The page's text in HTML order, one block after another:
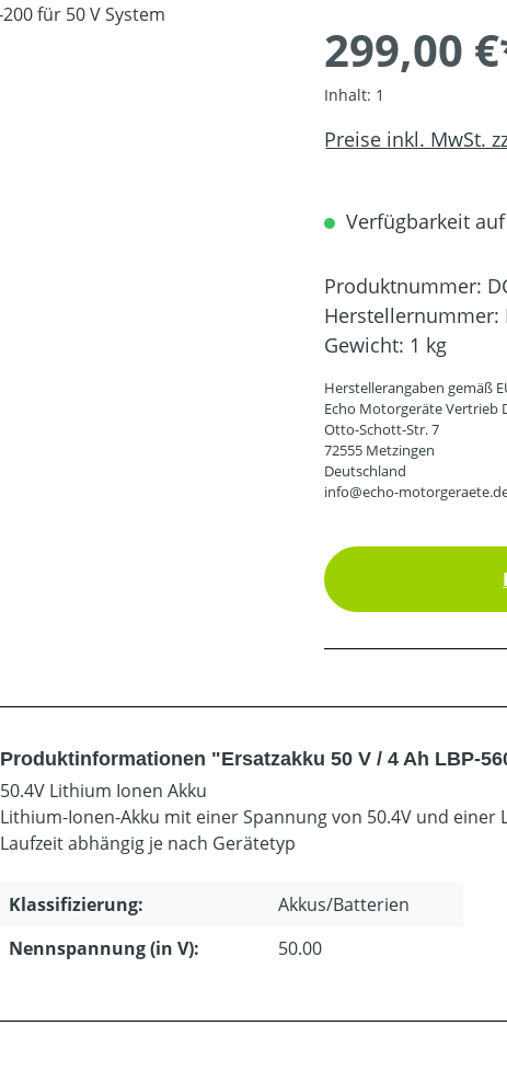
299,00
Inhalt: 1
Preise inkl. MwSt.
Verfügbarkeit
Produktnummer:
Herstellernummer:
Gewicht: 1 kg
Herstellerangaben gemäß
Echo Motorgeräte Vertrieb
Otto-Schott-Str. 7
72555 Metzingen
Deutschland
info@echo-
Produktinformationen "Ersatzakku 50 V / 4 Ah LBP-
50.4V Lithium Ionen Akku
Lithium-Ionen-Akku mit einer Spannung von 50.4V und einer
Laufzeit abhängig je nach Gerätetyp
Klassifizierung:
Akkus/Batterien
Nennspannung (in V):
50.00